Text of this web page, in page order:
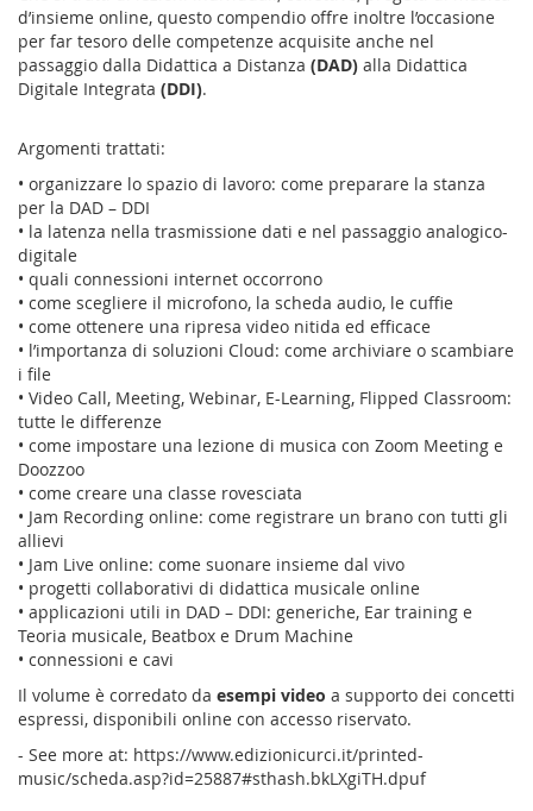
d’insieme online, questo compendio offre inoltre l’occasione
per far tesoro delle competenze acquisite anche nel
passaggio dalla Didattica a Distanza (DAD) alla Didattica
Digitale Integrata (DDI).
Argomenti trattati:
• organizzare lo spazio di lavoro: come preparare la stanza
per la DAD – DDI
• la latenza nella trasmissione dati e nel passaggio analogico-
digitale
• quali connessioni internet occorrono
• come scegliere il microfono, la scheda audio, le cuffie
• come ottenere una ripresa video nitida ed efficace
• l’importanza di soluzioni Cloud: come archiviare o scambiare
i file
• Video Call, Meeting, Webinar, E-Learning, Flipped Classroom:
tutte le differenze
• come impostare una lezione di musica con Zoom Meeting e
Doozzoo
• come creare una classe rovesciata
• Jam Recording online: come registrare un brano con tutti gli
allievi
• Jam Live online: come suonare insieme dal vivo
• progetti collaborativi di didattica musicale online
• applicazioni utili in DAD – DDI: generiche, Ear training e
Teoria musicale, Beatbox e Drum Machine
• connessioni e cavi
Il volume è corredato da esempi video a supporto dei concetti
espressi, disponibili online con accesso riservato.
- See more at: https://www.edizionicurci.it/printed-
music/scheda.asp?id=25887#sthash.bkLXgiTH.dpuf